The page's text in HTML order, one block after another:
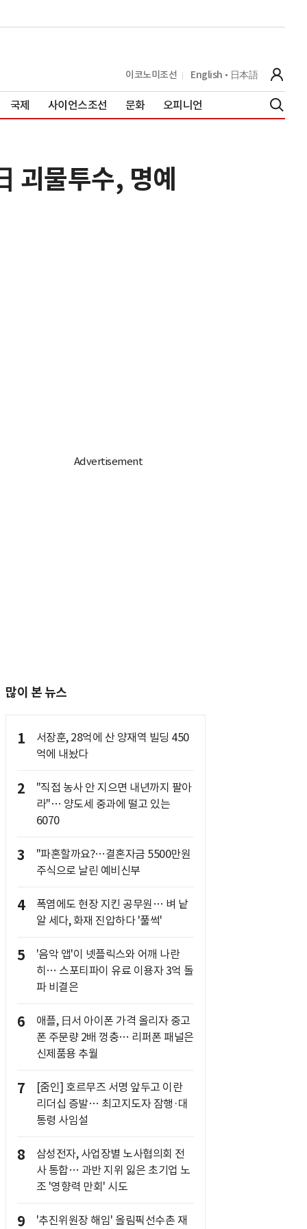
이코노미조선 English 日本語
국제 사이언스조선 문화 오피니언
물투수, 명예
많이 본 뉴스
1
서장훈, 28억에 산 양재역 빌딩 450
억에 내놨다
2
"직접 농사 안 지으면 내년까지 팔아
라"… 양도세 중과에 떨고 있는
6070
3
"파혼할까요?…결혼자금 5500만원
주식으로 날린 예비신부
4
폭염에도 현장 지킨 공무원… 벼 낱
알 세다, 화재 진압하다 '풀썩'
5
'음악 앱'이 넷플릭스와 어깨 나란
히… 스포티파이 유료 이용자 3억 돌
파 비결은
6
애플, 日서 아이폰 가격 올리자 중고
폰 주문량 2배 껑충… 리퍼폰 패널은
신제품용 추월
7
[줌인] 호르무즈 서명 앞두고 이란
리더십 증발… 최고지도자 잠행·대
통령 사임설
8
삼성전자, 사업장별 노사협의회 전
사 통합… 과반 지위 잃은 초기업 노
조 '영향력 만회' 시도
9 '추진위원장 해임' 올림픽선수촌 재